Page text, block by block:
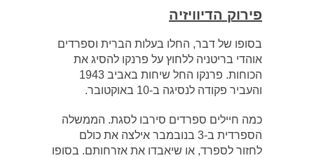
פירוק הדיוויזיה
בסופו של דבר, החלו בעלות הברית וספרדים
אוהדי בריטניה ללחוץ על פרנקו להסיג את
הכוחות. פרנקו החל שיחות באביב 1943
והעביר פקודה לנסיגה ב-10 באוקטובר.
כמה חיילים ספרדים סירבו לסגת. הממשלה
הספרדית ב-3 בנובמבר אילצה את כולם
לחזור לספרד, או שיאבדו את אזרחותם. בסופו